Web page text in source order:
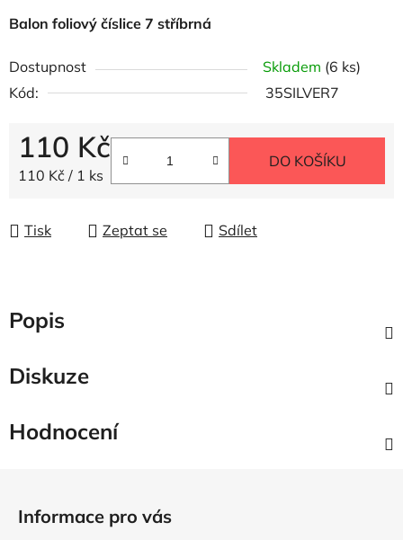
Balon foliový číslice 7 stříbrná
Dostupnost Skladem (6 ks)
Kód:
35SILVER7
110 Kč
Měrná cena:
110 Kč / 1 ks
DO KOŠÍKU
Tisk Zeptat se Sdílet
Popis
Diskuze
Hodnocení
Informace pro vás